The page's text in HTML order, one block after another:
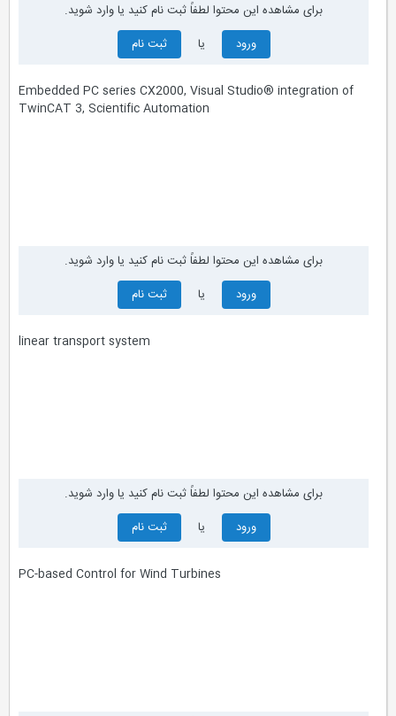
برای مشاهده این محتوا لطفاً ثبت نام کنید یا وارد شوید.
ورود
ثبت نام
Embedded PC series CX2000, Visual Studio® integration of
TwinCAT 3, Scientific Automation
برای مشاهده این محتوا لطفاً ثبت نام کنید یا وارد شوید.
ورود
ثبت نام
linear transport system
برای مشاهده این محتوا لطفاً ثبت نام کنید یا وارد شوید.
ورود
ثبت نام
PC-based Control for Wind Turbines